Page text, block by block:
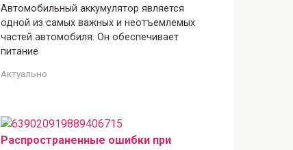
Автомобильный аккумулятор является
одной из самых важных и неотъемлемых
частей автомобиля. Он обеспечивает
питание
Актуально
Распространенные ошибки при